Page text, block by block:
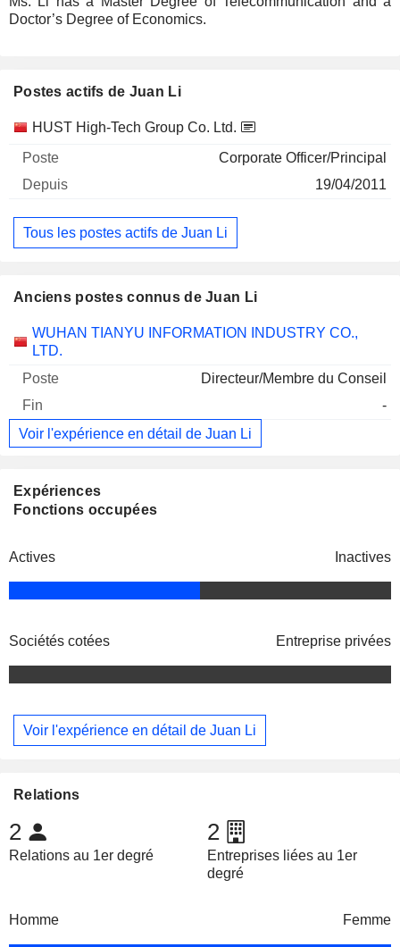
Doctor’s Degree of Economics.
Postes actifs de Juan Li
Sociétés Poste Début
HUST High-Tech Group Co. Ltd.
Corporate Officer/Principal
19/04/2011
Tous les postes actifs de Juan Li
Anciens postes connus de Juan Li
Sociétés Poste Fin
WUHAN TIANYU INFORMATION INDUSTRY CO.,
LTD.
Directeur/Membre du Conseil
-
Voir l'expérience en détail de Juan Li
Expériences
Fonctions occupées
Actives Inactives
Sociétés cotées Entreprise privées
Voir l'expérience en détail de Juan Li
Relations
2
Relations au 1er degré
2
Entreprises liées au 1er
degré
Homme Femme